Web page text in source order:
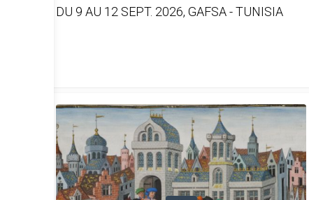
DU 9 AU 12 SEPT. 2026, GAFSA - TUNISIA